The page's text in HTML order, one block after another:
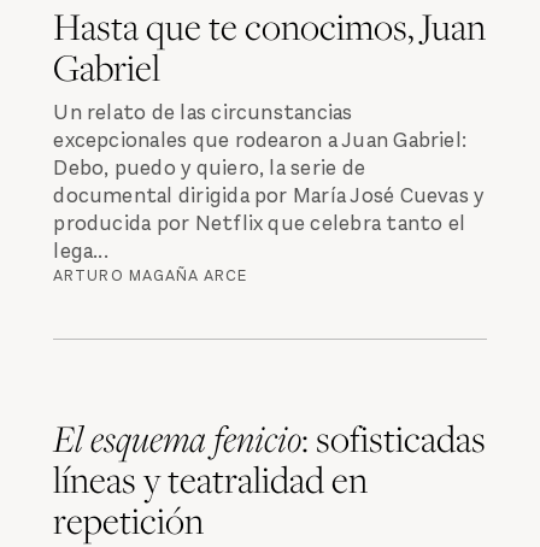
Hasta que te conocimos, Juan
Gabriel
Un relato de las circunstancias
excepcionales que rodearon a Juan Gabriel:
Debo, puedo y quiero, la serie de
documental dirigida por María José Cuevas y
producida por Netflix que celebra tanto el
lega...
ARTURO MAGAÑA ARCE
El esquema fenicio: sofisticadas
líneas y teatralidad en
repetición